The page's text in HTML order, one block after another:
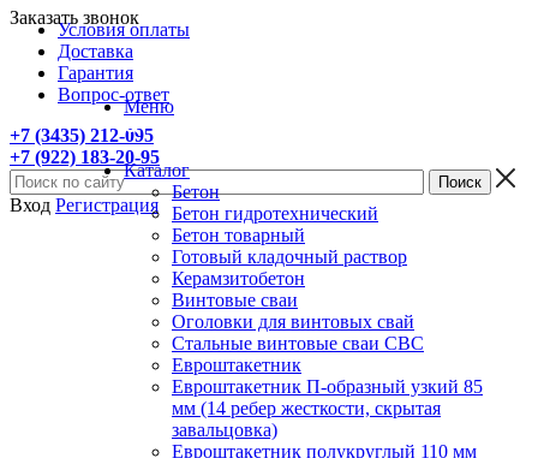
Условия оплаты
Доставка
Гарантия
Вопрос-ответ
+7 (3435) 212-095
+7 (922) 183-20-95
Заказать звонок
Вход Регистрация
Меню
Каталог
Бетон
Бетон гидротехнический
Бетон товарный
Готовый кладочный раствор
Керамзитобетон
Винтовые сваи
Оголовки для винтовых свай
Стальные винтовые сваи СВС
Евроштакетник
Евроштакетник П-образный узкий 85
мм (14 ребер жесткости, скрытая
завальцовка)
Евроштакетник полукруглый 110 мм